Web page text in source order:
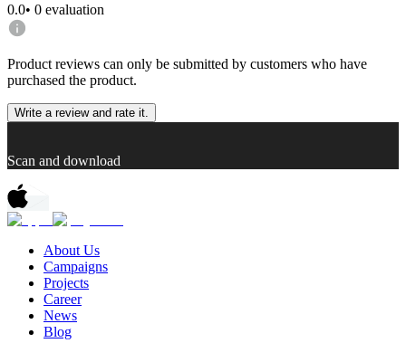
0.0• 0 evaluation
Product reviews can only be submitted by customers who have
purchased the product.
Write a review and rate it.
Scan and download
About Us
Campaigns
Projects
Career
News
Blog